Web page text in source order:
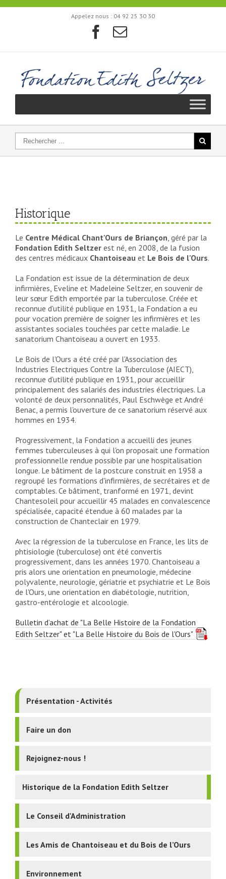
Appelez nous : 04 92 25 30 30
Historique
Le Centre Médical Chant'Ours de Briançon, géré par la
Fondation Edith Seltzer est né, en 2008, de la fusion
des centres médicaux Chantoiseau et Le Bois de l'Ours.
La Fondation est issue de la détermination de deux
infirmières, Eveline et Madeleine Seltzer, en souvenir de
leur sœur Edith emportée par la tuberculose. Créée et
reconnue d'utilité publique en 1931, la Fondation a eu
pour vocation première de soigner les infirmières et les
assistantes sociales touchées par cette maladie. Le
sanatorium Chantoiseau a ouvert en 1933.
Le Bois de l'Ours a été créé par l'Association des
Industries Electriques Contre la Tuberculose (AIECT),
reconnue d'utilité publique en 1931, pour accueillir
principalement des salariés des industries électriques. La
volonté de deux personnalités, Paul Eschwège et André
Benac, a permis l'ouverture de ce sanatorium réservé aux
hommes en 1934.
Progressivement, la Fondation a accueilli des jeunes
femmes tuberculeuses à qui l'on proposait une formation
professionnelle rendue possible par une hospitalisation
longue. Le bâtiment de la postcure construit en 1958 a
regroupé les formations d'infirmières, de secrétaires et de
comptables. Ce bâtiment, tranformé en 1971, devint
Chantesoleil pour accueillir 45 malades en convalescence
spécialisée, capacité étendue à 60 malades par la
construction de Chanteclair en 1979.
Avec la régression de la tuberculose en France, les lits de
phtisiologie (tuberculose) ont été convertis
progressivement, dans les années 1970. Chantoiseau a
pris alors une orientation en pneumologie, médecine
polyvalente, neurologie, gériatrie et psychiatrie et Le Bois
de l'Ours, une orientation en diabétologie, nutrition,
gastro-entérologie et alcoologie.
Bulletin d’achat de "La Belle Histoire de la Fondation
Edith Seltzer" et "La Belle Histoire du Bois de l'Ours"
Présentation - Activités
Faire un don
Rejoignez-nous !
Historique de la Fondation Edith Seltzer
Le Conseil d'Administration
Les Amis de Chantoiseau et du Bois de l’Ours
Environnement